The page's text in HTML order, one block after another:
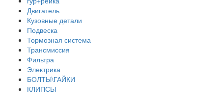
Двигатель
Кузовные детали
Подвеска
Тормозная система
Трансмиссия
Фильтра
Электрика
БОЛТЫ\ГАЙКИ
КЛИПСЫ